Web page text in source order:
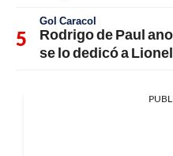
Gol Caracol
Rodrigo de Paul
se lo dedicó a